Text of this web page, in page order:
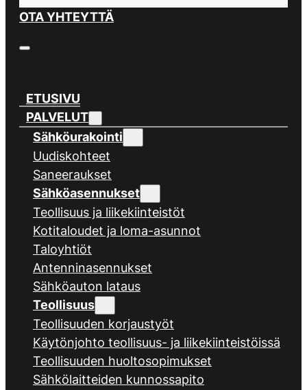
OTA YHTEYTTÄ
ETUSIVU
PALVELUT
Sähköurakointi
Uudiskohteet
Saneeraukset
Sähköasennukset
Teollisuus ja liikekiinteistöt
Kotitaloudet ja loma-asunnot
Taloyhtiöt
Antenninasennukset
Sähköauton lataus
Teollisuus
Teollisuuden korjaustyöt
Käytönjohto teollisuus- ja liikekiinteistöissä
Teollisuuden huoltosopimukset
Sähkölaitteiden kunnossapito